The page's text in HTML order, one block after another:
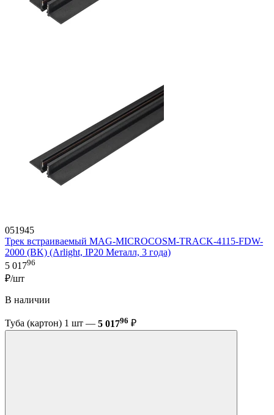
051945
Трек встраиваемый MAG-MICROCOSM-TRACK-4115-FDW-
2000 (BK) (Arlight, IP20 Металл, 3 года)
5 01796
₽/шт
В наличии
Туба (картон) 1 шт — 5 01796 ₽